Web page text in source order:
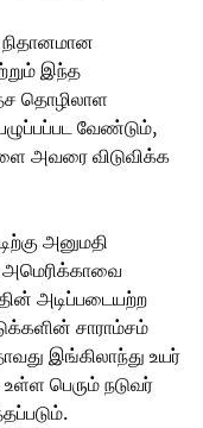
இந்த
தொழிலாள
வேண்டும்,
அவரை விடுவிக்க
அனுமதி
அமெரிக்காவை
அடிப்படையற்ற
சாராம்சம்
இங்கிலாந்து உயர்
பெரும் நடுவர்